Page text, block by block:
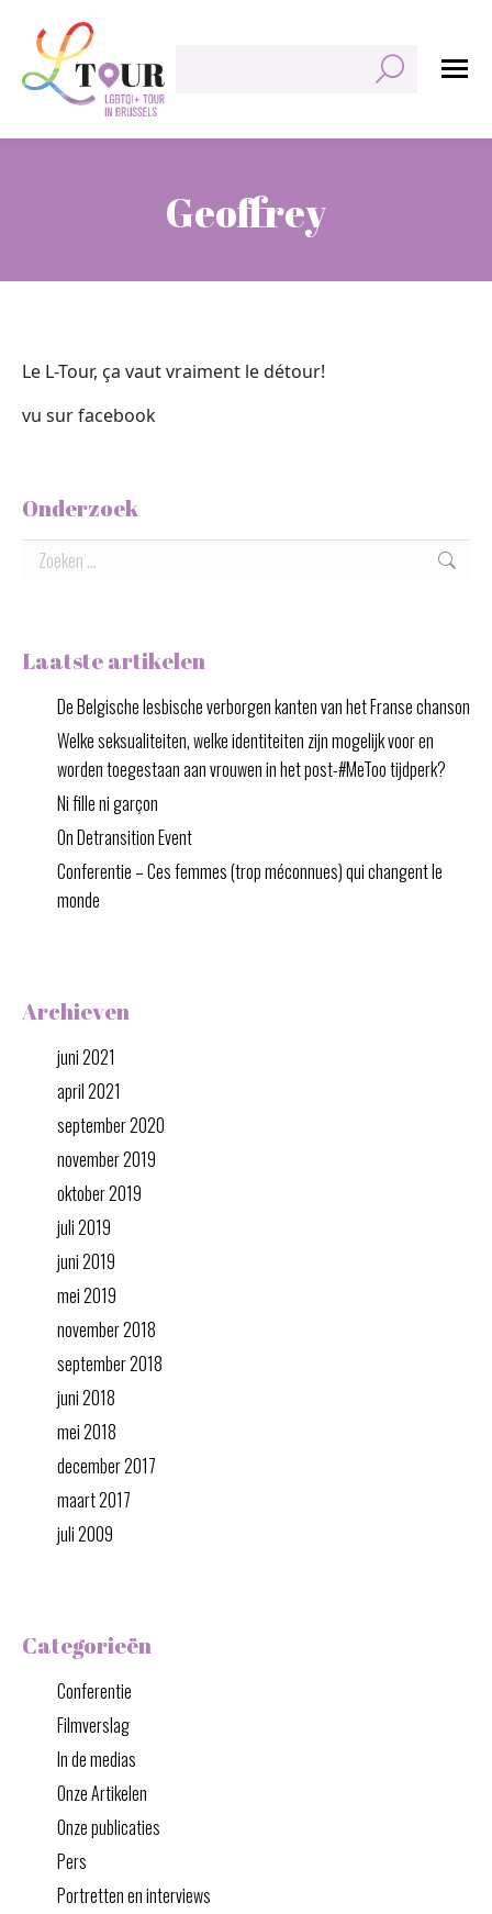
Geoffrey
Le L-Tour, ça vaut vraiment le détour!
vu sur facebook
Onderzoek
Zoeken:
Laatste artikelen
De Belgische lesbische verborgen kanten van het Franse chanson
Welke seksualiteiten, welke identiteiten zijn mogelijk voor en
worden toegestaan aan vrouwen in het post-#MeToo tijdperk?
Ni fille ni garçon
On Detransition Event
Conferentie – Ces femmes (trop méconnues) qui changent le
monde
Archieven
juni 2021
april 2021
september 2020
november 2019
oktober 2019
juli 2019
juni 2019
mei 2019
november 2018
september 2018
juni 2018
mei 2018
december 2017
maart 2017
juli 2009
Categorieën
Conferentie
Filmverslag
In de medias
Onze Artikelen
Onze publicaties
Pers
Portretten en interviews